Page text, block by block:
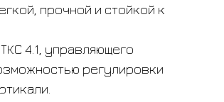
прочной и стойкой к
4.1, управляющего
регулировки